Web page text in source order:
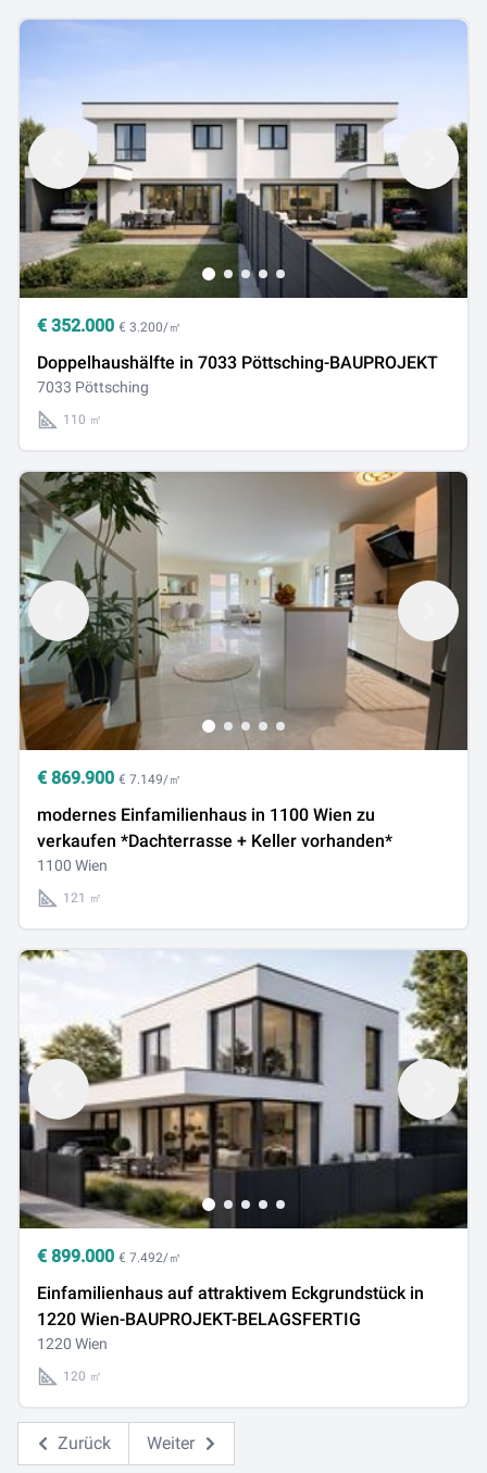
€ 352.000 € 3.200/㎡
Doppelhaushälfte in 7033 Pöttsching-BAUPROJEKT
7033 Pöttsching
110 ㎡
€ 869.900 € 7.149/㎡
modernes Einfamilienhaus in 1100 Wien zu
verkaufen *Dachterrasse + Keller vorhanden*
1100 Wien
121 ㎡
€ 899.000 € 7.492/㎡
Einfamilienhaus auf attraktivem Eckgrundstück in
1220 Wien-BAUPROJEKT-BELAGSFERTIG
1220 Wien
120 ㎡
Zurück Weiter